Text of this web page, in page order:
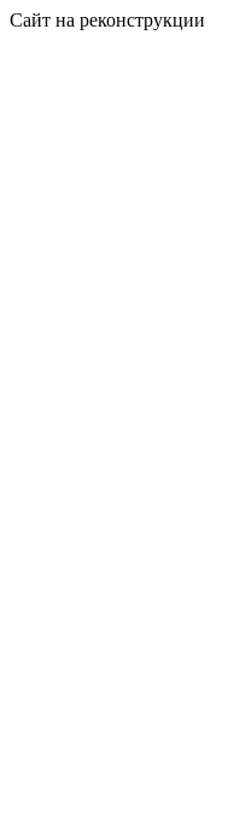
Сайт на реконструкции